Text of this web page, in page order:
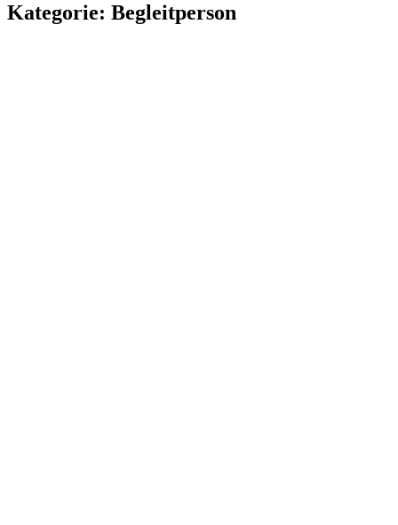
Kategorie: Begleitperson